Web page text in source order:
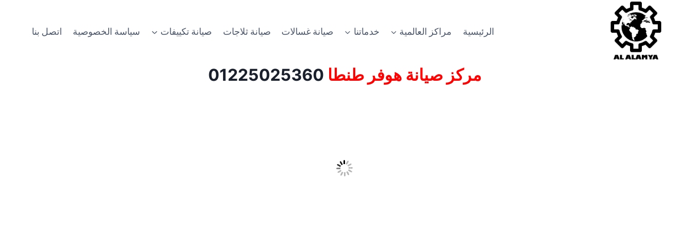
الرئيسية مراكز العالمية خدماتنا صيانة غسالات صيانة ثلاجات صيانة تكييفات سياسة الخصوصية اتصل بنا
مركز صيانة هوفر طنطا